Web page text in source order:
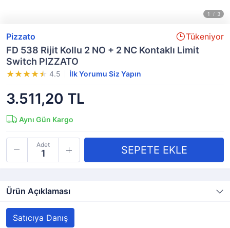
Pizzato Tükeniyor
FD 538 Rijit Kollu 2 NO + 2 NC Kontaklı Limit
Switch PIZZATO
4.5 İlk Yorumu Siz Yapın
3.511,20 TL
Aynı Gün Kargo
Adet
Ürün Açıklaması
Satıcıya Danış